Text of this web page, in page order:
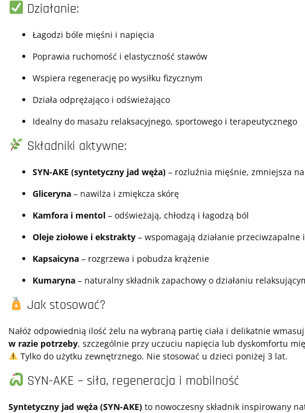
Działanie:
Łagodzi bóle mięśni i napięcia
Poprawia ruchomość i elastyczność stawów
Wspiera regenerację po wysiłku fizycznym
Działa odprężająco i odświeżająco
Idealny do masażu relaksacyjnego, sportowego i terapeutycznego
Składniki aktywne:
SYN-AKE (syntetyczny jad węża) – rozluźnia mięśnie, zmniejsza
Gliceryna – nawilża i zmiękcza skórę
Kamfora i mentol – odświeżają, chłodzą i łagodzą ból
Oleje ziołowe i ekstrakty – wspomagają działanie przeciwzapalne
Kapsaicyna – rozgrzewa i pobudza krążenie
Kumaryna – naturalny składnik zapachowy o działaniu
Jak stosować?
Nałóż odpowiednią ilość żelu na wybraną partię ciała i delikatnie
w razie potrzeby, szczególnie przy uczuciu napięcia lub dyskomfortu
Tylko do użytku zewnętrznego. Nie stosować u dzieci poniżej 3 lat.
SYN-AKE – siła, regeneracja i mobilność
Syntetyczny jad węża (SYN-AKE) to nowoczesny składnik inspirowany